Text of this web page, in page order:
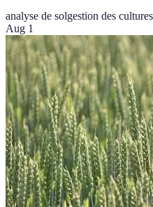
analyse de solgestion des cultures
Aug 1